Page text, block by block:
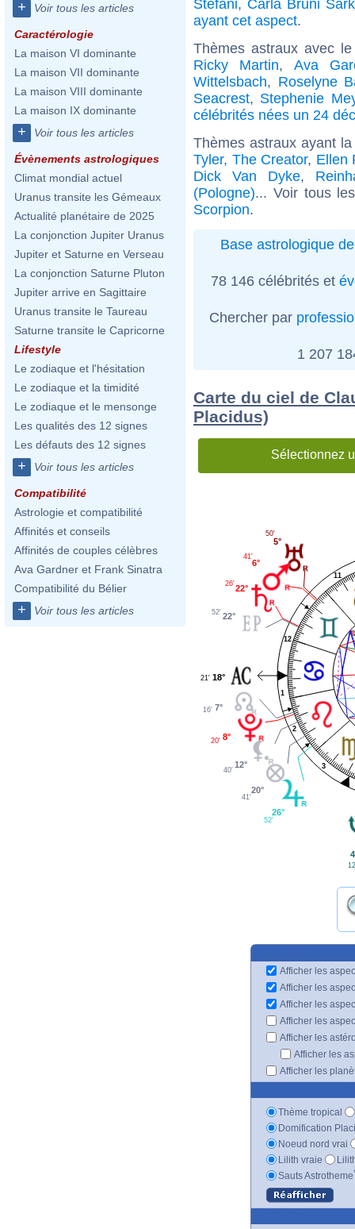
+ Voir tous les articles
Caractérologie
La maison VI dominante
La maison VII dominante
La maison VIII dominante
La maison IX dominante
+ Voir tous les articles
Évènements astrologiques
Climat mondial actuel
Uranus transite les Gémeaux
Actualité planétaire de 2025
La conjonction Jupiter Uranus
Jupiter et Saturne en Verseau
La conjonction Saturne Pluton
Jupiter arrive en Sagittaire
Uranus transite le Taureau
Saturne transite le Capricorne
Lifestyle
Le zodiaque et l'hésitation
Le zodiaque et la timidité
Le zodiaque et le mensonge
Les qualités des 12 signes
Les défauts des 12 signes
+ Voir tous les articles
Compatibilité
Astrologie et compatibilité
Affinités et conseils
Affinités de couples célèbres
Ava Gardner et Frank Sinatra
Compatibilité du Bélier
+ Voir tous les articles
Stefani, Carla Bruni
ayant cet aspect.
Thèmes astraux avec
Ricky Martin, Ava
Wittelsbach, Roselyne
Seacrest, Stephenie
célébrités nées un 24
Thèmes astraux ayant
Tyler, The Creator, Ellen
Dick Van Dyke,
(Pologne)... Voir tous
Scorpion.
Base astrologique
78 146 célébrités et
Chercher par
1 207
Carte du ciel de
Placidus)
Sélectionnez
1
2
3
11
12
5°
50'
6°
41'
22°
26'
22°
52'
18°
21'
7°
16'
8°
20'
12°
40'
20°
41'
26°
52'
Afficher les
Afficher les
Afficher les
Afficher les
Afficher les
Afficher les
Afficher les
Thème tropical
Domification
Noeud nord vrai
Lilith vraie
Sauts Astrotheme